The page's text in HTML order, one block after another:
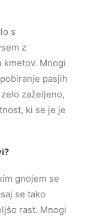
s
z
Mnogi
pasjih
zaželjeno,
ki se je je
gnojem se
se tako
rast. Mnogi